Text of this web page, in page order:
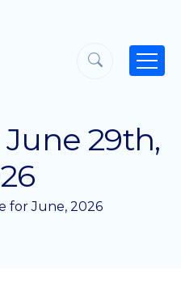
29th,
for June, 2026